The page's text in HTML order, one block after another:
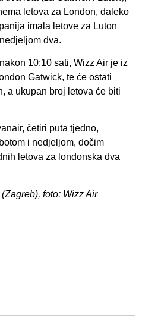
letova za London, daleko
imala letove za Luton
dva.
10:10 sati, Wizz Air je iz
Gatwick, te će ostati
a ukupan broj letova će biti
četiri puta tjedno,
i nedjeljom, dočim
letova za londonska dva
foto: Wizz Air